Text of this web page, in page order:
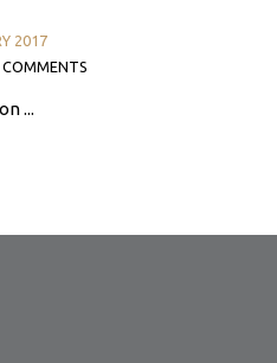
2017
COMMENTS
...